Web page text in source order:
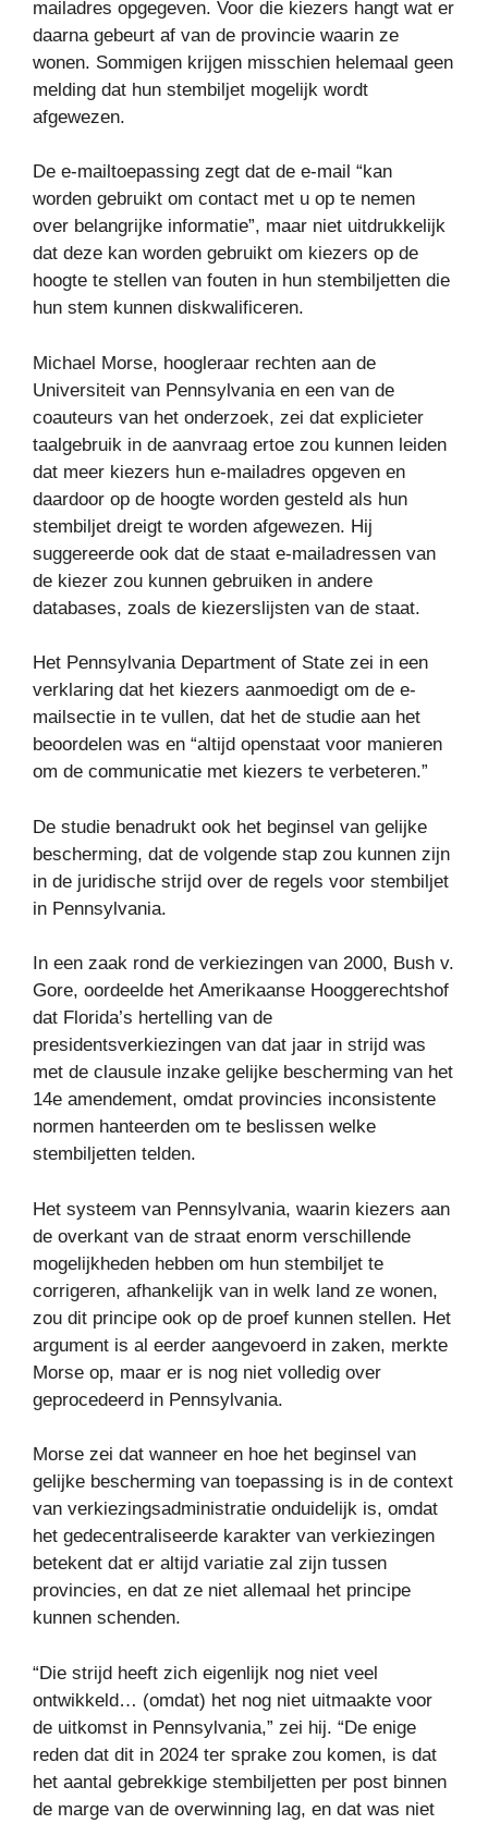
mailadres opgegeven. Voor die kiezers hangt wat er
daarna gebeurt af van de provincie waarin ze
wonen. Sommigen krijgen misschien helemaal geen
melding dat hun stembiljet mogelijk wordt
afgewezen.
De e-mailtoepassing zegt dat de e-mail “kan
worden gebruikt om contact met u op te nemen
over belangrijke informatie”, maar niet uitdrukkelijk
dat deze kan worden gebruikt om kiezers op de
hoogte te stellen van fouten in hun stembiljetten die
hun stem kunnen diskwalificeren.
Michael Morse, hoogleraar rechten aan de
Universiteit van Pennsylvania en een van de
coauteurs van het onderzoek, zei dat explicieter
taalgebruik in de aanvraag ertoe zou kunnen leiden
dat meer kiezers hun e-mailadres opgeven en
daardoor op de hoogte worden gesteld als hun
stembiljet dreigt te worden afgewezen. Hij
suggereerde ook dat de staat e-mailadressen van
de kiezer zou kunnen gebruiken in andere
databases, zoals de kiezerslijsten van de staat.
Het Pennsylvania Department of State zei in een
verklaring dat het kiezers aanmoedigt om de e-
mailsectie in te vullen, dat het de studie aan het
beoordelen was en “altijd openstaat voor manieren
om de communicatie met kiezers te verbeteren.”
De studie benadrukt ook het beginsel van gelijke
bescherming, dat de volgende stap zou kunnen zijn
in de juridische strijd over de regels voor stembiljet
in Pennsylvania.
In een zaak rond de verkiezingen van 2000, Bush v.
Gore, oordeelde het Amerikaanse Hooggerechtshof
dat Florida’s hertelling van de
presidentsverkiezingen van dat jaar in strijd was
met de clausule inzake gelijke bescherming van het
14e amendement, omdat provincies inconsistente
normen hanteerden om te beslissen welke
stembiljetten telden.
Het systeem van Pennsylvania, waarin kiezers aan
de overkant van de straat enorm verschillende
mogelijkheden hebben om hun stembiljet te
corrigeren, afhankelijk van in welk land ze wonen,
zou dit principe ook op de proef kunnen stellen. Het
argument is al eerder aangevoerd in zaken, merkte
Morse op, maar er is nog niet volledig over
geprocedeerd in Pennsylvania.
Morse zei dat wanneer en hoe het beginsel van
gelijke bescherming van toepassing is in de context
van verkiezingsadministratie onduidelijk is, omdat
het gedecentraliseerde karakter van verkiezingen
betekent dat er altijd variatie zal zijn tussen
provincies, en dat ze niet allemaal het principe
kunnen schenden.
“Die strijd heeft zich eigenlijk nog niet veel
ontwikkeld… (omdat) het nog niet uitmaakte voor
de uitkomst in Pennsylvania,” zei hij. “De enige
reden dat dit in 2024 ter sprake zou komen, is dat
het aantal gebrekkige stembiljetten per post binnen
de marge van de overwinning lag, en dat was niet